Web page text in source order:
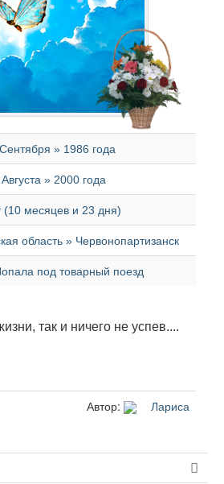
» 1986 года
» 2000 года
(10 месяцев и 23 дня)
область » Червонопартизанск
под товарный поезд
так и ничего не успев....
Автор: Лариса